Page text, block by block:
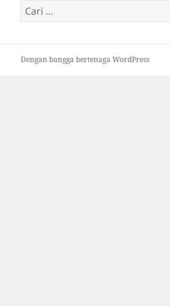
Cari
untuk:
Dengan bangga bertenaga WordPress